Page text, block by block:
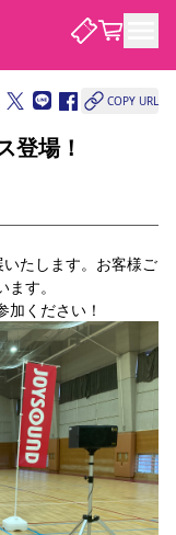
ッソ大阪 アカデミー
パートナー
COPY URL
登場！
たします。お客様ご
す。
ください！